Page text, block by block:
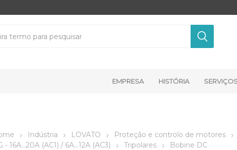
EMPRESA HISTÓRIA
Indústria LOVATO
Proteção e controlo de motores
- 16A...20A (AC1) / 6A…12A (AC3)
Tripolares Bobine DC